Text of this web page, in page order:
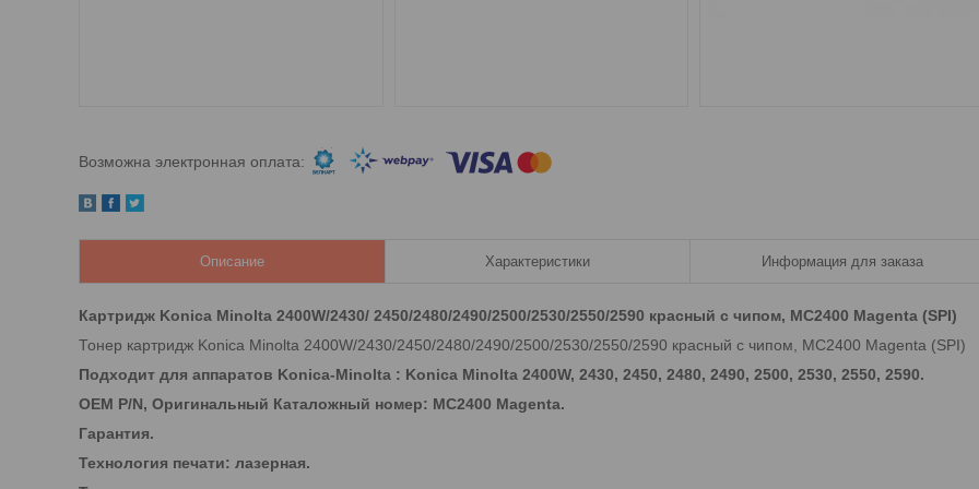
Описание Характеристики Информация для заказа
Картридж Konica Minolta 2400W/2430/ 2450/2480/2490/2500/2530/2550/2590 красный с чипом, MC2400 Magenta (SPI)
Тонер картридж Konica Minolta 2400W/2430/2450/2480/2490/2500/2530/2550/2590 красный с чипом, MC2400 Magenta​ (SPI)
Подходит для аппаратов Konica-Minolta : Konica Minolta 2400W, 2430, 2450, 2480, 2490, 2500, 2530, 2550, 2590​.
OEM P/N, Оригинальный Каталожный номер: MC2400 Magenta​.
Гарантия.
Технология печати: лазерная.